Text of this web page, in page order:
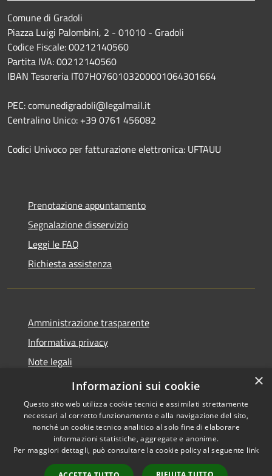
Comune di Gradoli
Piazza Luigi Palombini, 2 - 01010 - Gradoli
Codice Fiscale: 00212140560
Partita IVA: 00212140560
IBAN Tesoreria IT07H0760103200001064301664
PEC: comunedigradoli@legalmail.it
Centralino Unico: +39 0761 456082
Codici Univoco per fatturazione elettronica: UFTAUU
Prenotazione appuntamento
Segnalazione disservizio
Leggi le FAQ
Richiesta assistenza
Amministrazione trasparente
Informativa privacy
Note legali
Dichiarazione di accessibilità
Accessibilità
Copyright © 2026 • Comune di
Gradoli • Powered by
Municipium• Accesso
×
Informazioni sui cookie
Questo sito web utilizza cookie tecnici e assimilati strettamente
necessari al corretto funzionamento e alla navigazione del sito,
nonché un cookie tecnico analitico al solo fine di elaborare
informazioni statistiche, aggregate e anonime.
Per maggiori dettagli, può consultare la cookie policy al seguente link